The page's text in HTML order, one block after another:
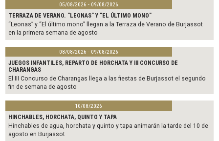
05/08/2026 - 09/08/2026
TERRAZA DE VERANO. "LEONAS" Y "EL ÚLTIMO MONO"
“Leonas” y “El último mono” llegan a la Terraza de Verano de Burjassot
en la primera semana de agosto
08/08/2026 - 09/08/2026
JUEGOS INFANTILES, REPARTO DE HORCHATA Y III CONCURSO DE
CHARANGAS
El III Concurso de Charangas llega a las fiestas de Burjassot el segundo
fin de semana de agosto
10/08/2026
HINCHABLES, HORCHATA, QUINTO Y TAPA
Hinchables de agua, horchata y quinto y tapa animarán la tarde del 10 de
agosto en Burjassot